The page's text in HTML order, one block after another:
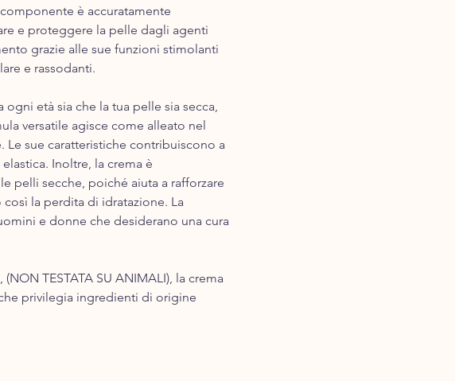
è accuratamente
e proteggere la pelle dagli agenti
grazie alle sue funzioni stimolanti
e rassodanti.
età sia che la tua pelle sia secca,
versatile agisce come alleato nel
Le sue caratteristiche contribuiscono a
Inoltre, la crema è
pelli secche, poiché aiuta a rafforzare
la perdita di idratazione. La
e donne che desiderano una cura
TESTAT​A SU ANIMALI), la ​crema
privilegia ingredienti di origine